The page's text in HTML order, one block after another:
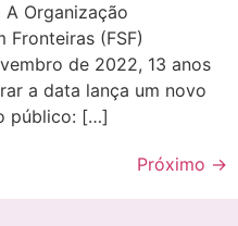
Organização
Fronteiras (FSF)
de 2022, 13 anos
a data lança um novo
público: […]
Próximo →